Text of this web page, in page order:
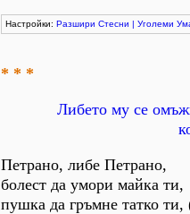
Настройки: Разшири Стесни | Уголеми
* * *
Либето му се
Петрано, либе Петрано,
болест да умори майка ти,
пушка да гръмне татко ти,